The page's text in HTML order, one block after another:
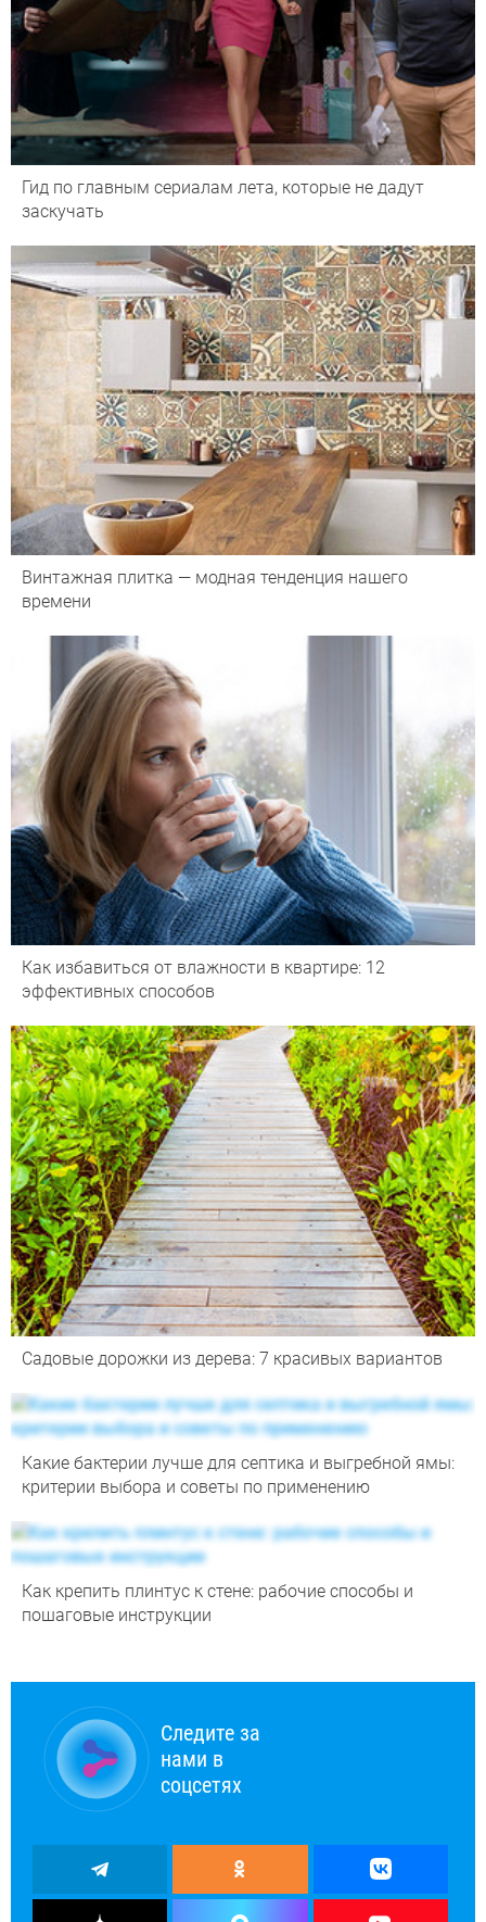
Гид по главным сериалам лета, которые не дадут
заскучать
Винтажная плитка — модная тенденция нашего
времени
Как избавиться от влажности в квартире: 12
эффективных способов
Садовые дорожки из дерева: 7 красивых вариантов
Какие бактерии лучше для септика и выгребной ямы:
критерии выбора и советы по применению
Как крепить плинтус к стене: рабочие способы и
пошаговые инструкции
Следите за
нами в
соцсетях